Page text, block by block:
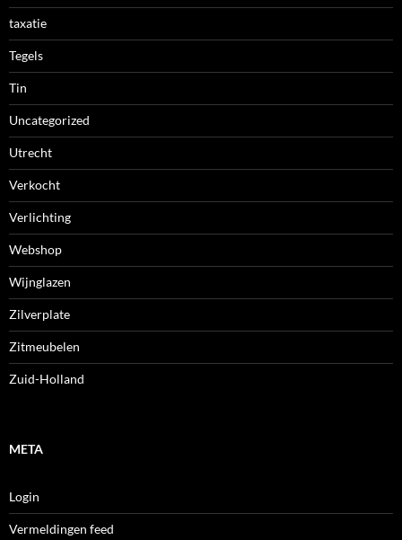
taxatie
Tegels
Tin
Uncategorized
Utrecht
Verkocht
Verlichting
Webshop
Wijnglazen
Zilverplate
Zitmeubelen
Zuid-Holland
META
Login
Vermeldingen feed